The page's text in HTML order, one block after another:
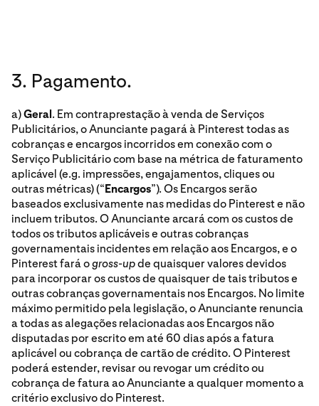
3. Pagamento.
a)Geral. Em contraprestação à venda de Serviços
Publicitários, o Anunciante pagará à Pinterest todas as
cobranças e encargos incorridos em conexão com o
Serviço Publicitário com base na métrica de faturamento
aplicável (e.g. impressões, engajamentos, cliques ou
outras métricas) (“Encargos”). Os Encargos serão
baseados exclusivamente nas medidas do Pinterest e não
incluem tributos. O Anunciante arcará com os custos de
todos os tributos aplicáveis e outras cobranças
governamentais incidentes em relação aos Encargos, e o
Pinterest fará ogross-upde quaisquer valores devidos
para incorporar os custos de quaisquer de tais tributos e
outras cobranças governamentais nos Encargos. No limite
máximo permitido pela legislação, o Anunciante renuncia
a todas as alegações relacionadas aos Encargos não
disputadas por escrito em até 60 dias após a fatura
aplicável ou cobrança de cartão de crédito. O Pinterest
poderá estender, revisar ou revogar um crédito ou
cobrança de fatura ao Anunciante a qualquer momento a
critério exclusivo do Pinterest.